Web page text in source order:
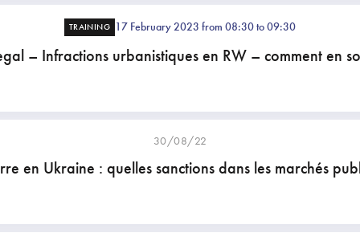
TRAINING 17 February 2023 from 08:30 to 09:30
– Infractions urbanistiques en RW – comment en
30/08/22
en Ukraine : quelles sanctions dans les marchés